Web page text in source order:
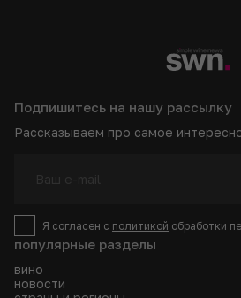
популярные разделы
вино
новости
Подпишитесь на нашу рассылку
Рассказываем про самое
Я согласен с политикой обработки